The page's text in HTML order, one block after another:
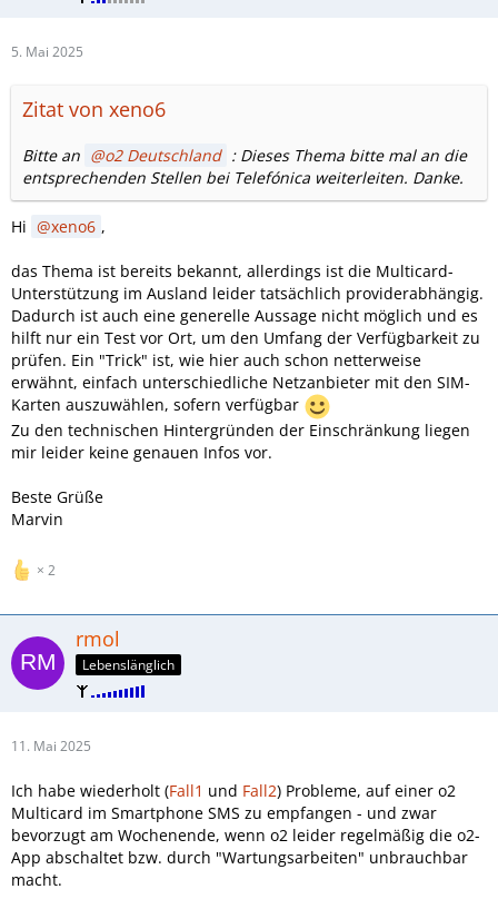
5. Mai 2025
Zitat von xeno6
Bitte an o2 Deutschland : Dieses Thema bitte mal an die
entsprechenden Stellen bei Telefónica weiterleiten. Danke.
Hi xeno6 ,
das Thema ist bereits bekannt, allerdings ist die Multicard-
Unterstützung im Ausland leider tatsächlich providerabhängig.
Dadurch ist auch eine generelle Aussage nicht möglich und es
hilft nur ein Test vor Ort, um den Umfang der Verfügbarkeit zu
prüfen. Ein "Trick" ist, wie hier auch schon netterweise
erwähnt, einfach unterschiedliche Netzanbieter mit den SIM-
Karten auszuwählen, sofern verfügbar
Zu den technischen Hintergründen der Einschränkung liegen
mir leider keine genauen Infos vor.
Beste Grüße
Marvin
2
rmol
Lebenslänglich
11. Mai 2025
Ich habe wiederholt (Fall1 und Fall2) Probleme, auf einer o2
Multicard im Smartphone SMS zu empfangen - und zwar
bevorzugt am Wochenende, wenn o2 leider regelmäßig die o2-
App abschaltet bzw. durch "Wartungsarbeiten" unbrauchbar
macht.